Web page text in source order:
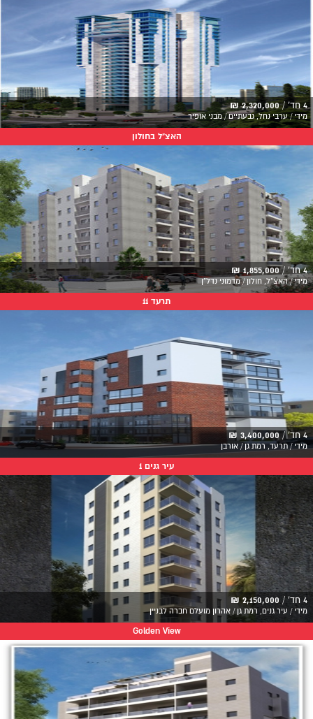
4 חד' / 2,320,000 ₪
מידי / ערבי נחל, גבעתיים / מבני אופיר
האצ"ל בחולון
4 חד' / 1,855,000 ₪
מידי / האצ"ל, חולון / מדמוני נדל"ן
תרעד 11
4 חד' / 3,400,000 ₪
מידי / תרעד, רמת גן / אורבן
עיר גנים 1
4 חד' / 2,150,000 ₪
מידי / עיר גנים, רמת גן / אהרון מועלם חברה לבניין
Golden View